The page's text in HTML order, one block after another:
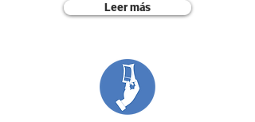
Leer más